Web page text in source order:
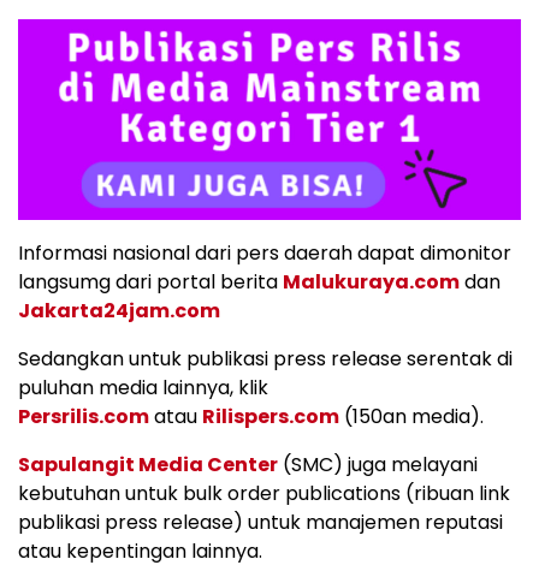
Informasi nasional dari pers daerah dapat dimonitor
langsumg dari portal berita Malukuraya.comdan
Jakarta24jam.com
Sedangkan untuk publikasi press release serentak di
puluhan media lainnya, klik
Persrilis.comatau Rilispers.com (150an media).
Sapulangit Media Center (SMC) juga melayani
kebutuhan untuk bulk order publications (ribuan link
publikasi press release) untuk manajemen reputasi
atau kepentingan lainnya.